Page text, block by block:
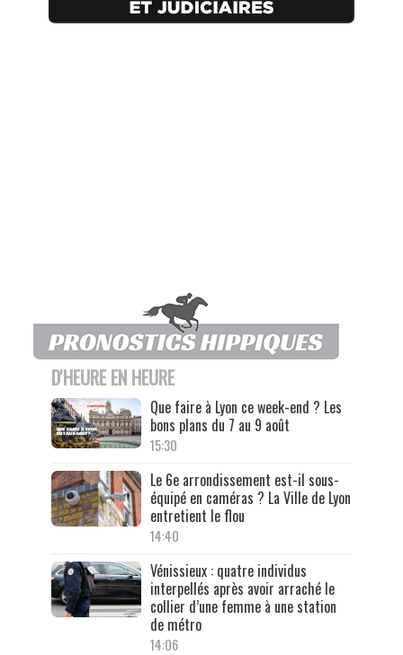
D'HEURE EN HEURE
Que faire à Lyon ce week-end ? Les
bons plans du 7 au 9 août
15:30
Le 6e arrondissement est-il sous-
équipé en caméras ? La Ville de Lyon
entretient le flou
14:40
Vénissieux : quatre individus
interpellés après avoir arraché le
collier d’une femme à une station
de métro
14:06